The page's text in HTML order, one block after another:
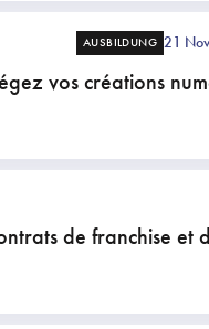
AUSBILDUNG 21
vos créations
de franchise et